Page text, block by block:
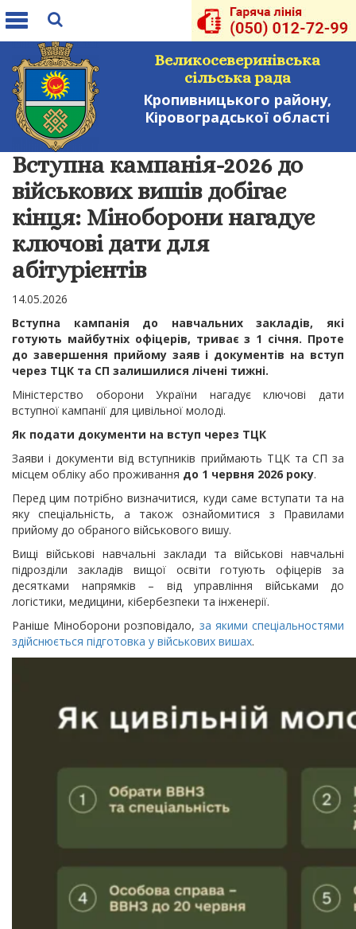
Toggle
Великосеверинівська
сільська рада
Кропивницького району,
Кіровоградської області
Вступна кампанія-2026 до
військових вишів добігає
кінця: Міноборони нагадує
ключові дати для
абітурієнтів
14.05.2026
Вступна кампанія до навчальних закладів, які
готують майбутніх офіцерів, триває з 1 січня. Проте
до завершення прийому заяв і документів на вступ
через ТЦК та СП залишилися лічені тижні.
Міністерство оборони України нагадує ключові дати
вступної кампанії для цивільної молоді.
Як подати документи на вступ через ТЦК
Заяви і документи від вступників приймають ТЦК та СП за
місцем обліку або проживання до 1 червня 2026 року.
Перед цим потрібно визначитися, куди саме вступати та на
яку спеціальність, а також ознайомитися з Правилами
прийому до обраного військового вишу.
Вищі військові навчальні заклади та військові навчальні
підрозділи закладів вищої освіти готують офіцерів за
десятками напрямків – від управління військами до
логістики, медицини, кібербезпеки та інженерії.
Раніше Міноборони розповідало, за якими спеціальностями
здійснюється підготовка у військових вишах.